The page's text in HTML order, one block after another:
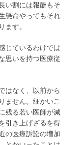
い割には報酬もそ
懸命やってもそれ
ます。
じているわけでは
思いを持つ医療従
はなく、以前から
ません。細かいこ
残る若い医師が減
引き上げざるを得
の医療訴訟の増加